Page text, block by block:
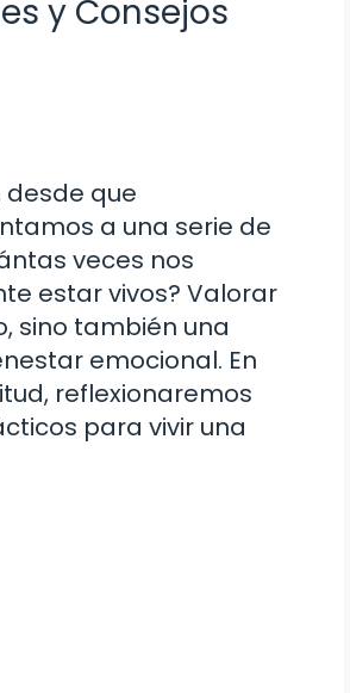
y Consejos
que
a una serie de
veces nos
estar vivos? Valorar
sino también una
emocional. En
reflexionaremos
para vivir una